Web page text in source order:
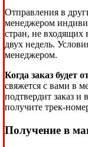
Отправления в
менеджером
стран, не
двух недель.
менеджером.
Когда заказ будет
свяжется с вами в
подтвердит заказ и
получите трек-
Получение в